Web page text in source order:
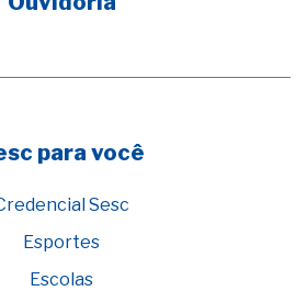
para você
Sesc
Esportes
Escolas